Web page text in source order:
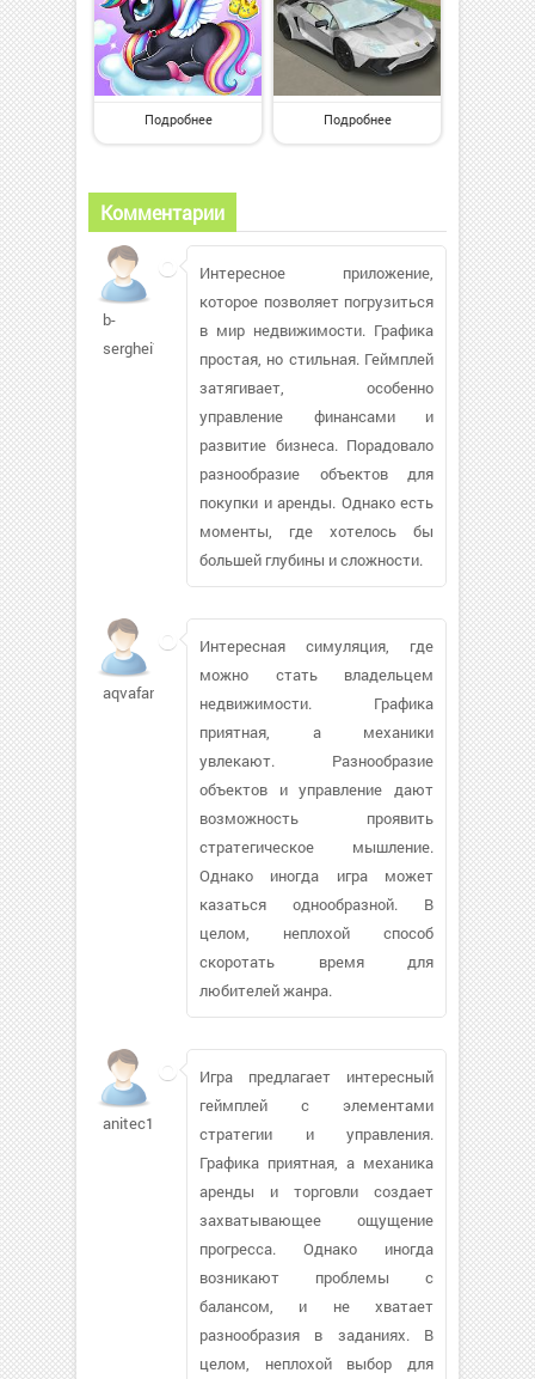
Подробнее Подробнее
Комментарии
b-
serghei74
Интересное приложение,
которое позволяет погрузиться
в мир недвижимости. Графика
простая, но стильная. Геймплей
затягивает, особенно
управление финансами и
развитие бизнеса. Порадовало
разнообразие объектов для
покупки и аренды. Однако есть
моменты, где хотелось бы
большей глубины и сложности.
aqvafanas823
Интересная симуляция, где
можно стать владельцем
недвижимости. Графика
приятная, а механики
увлекают. Разнообразие
объектов и управление дают
возможность проявить
стратегическое мышление.
Однако иногда игра может
казаться однообразной. В
целом, неплохой способ
скоротать время для
любителей жанра.
anitec1
Игра предлагает интересный
геймплей с элементами
стратегии и управления.
Графика приятная, а механика
аренды и торговли создает
захватывающее ощущение
прогресса. Однако иногда
возникают проблемы с
балансом, и не хватает
разнообразия в заданиях. В
целом, неплохой выбор для